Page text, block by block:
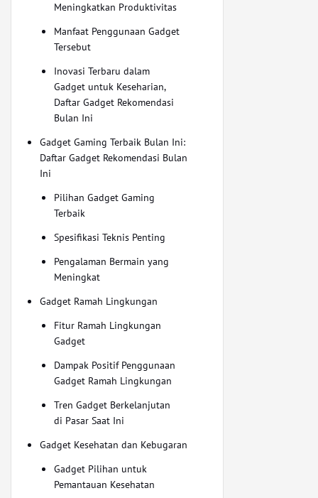
Meningkatkan Produktivitas
Manfaat Penggunaan Gadget
Tersebut
Inovasi Terbaru dalam
Gadget untuk Keseharian,
Daftar Gadget Rekomendasi
Bulan Ini
Gadget Gaming Terbaik Bulan Ini:
Daftar Gadget Rekomendasi Bulan
Ini
Pilihan Gadget Gaming
Terbaik
Spesifikasi Teknis Penting
Pengalaman Bermain yang
Meningkat
Gadget Ramah Lingkungan
Fitur Ramah Lingkungan
Gadget
Dampak Positif Penggunaan
Gadget Ramah Lingkungan
Tren Gadget Berkelanjutan
di Pasar Saat Ini
Gadget Kesehatan dan Kebugaran
Gadget Pilihan untuk
Pemantauan Kesehatan